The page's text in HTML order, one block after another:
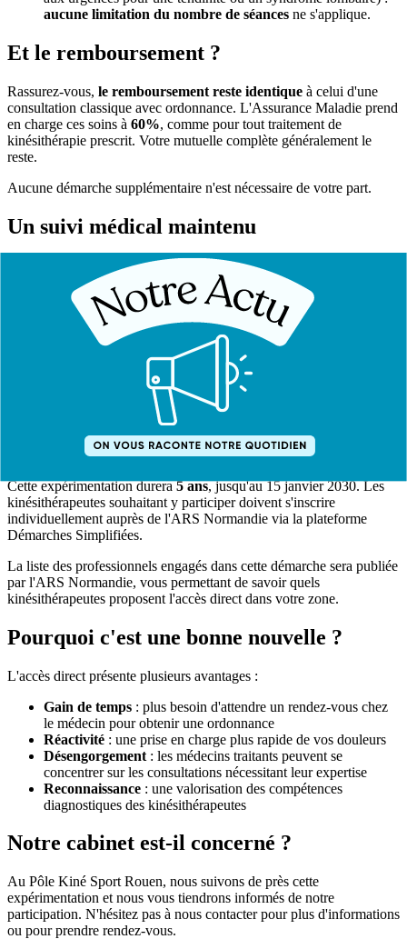
aucune limitation du nombre de séances ne s'applique.
Et le remboursement ?
Rassurez-vous, le remboursement reste identique à celui d'une
consultation classique avec ordonnance. L'Assurance Maladie prend
en charge ces soins à 60%, comme pour tout traitement de
kinésithérapie prescrit. Votre mutuelle complète généralement le
reste.
Aucune démarche supplémentaire n'est nécessaire de votre part.
Un suivi médical maintenu
L'accès direct ne signifie pas absence de coordination médicale. Le
kinésithérapeute a l'obligation d'adresser :
bilan initialau patient et à son médecin traitant
compte-rendu des soins réalisés
Ces documents sont également versés dans votre
médical partagé (DMP)
Cette transparence garantit une prise en charge coordonnée et un
suivi optimal de votre santé.
Une expérimentation sur 5 ans
Cette expérimentation durera5 ans, jusqu'au 15 janvier 2030. Les
kinésithérapeutes souhaitant y participer doivent s'inscrire
individuellement auprès de l'ARS Normandie via la plateforme
Démarches Simplifiées.
La liste des professionnels engagés dans cette démarche sera publiée
par l'ARS Normandie, vous permettant de savoir quels
kinésithérapeutes proposent l'accès direct dans votre zone.
Pourquoi c'est une bonne nouvelle ?
L'accès direct présente plusieurs avantages :
Gain de temps : plus besoin d'attendre un rendez-vous chez
le médecin pour obtenir une ordonnance
Réactivité : une prise en charge plus rapide de vos douleurs
Désengorgement : les médecins traitants peuvent se
concentrer sur les consultations nécessitant leur expertise
Reconnaissance : une valorisation des compétences
diagnostiques des kinésithérapeutes
Notre cabinet est-il concerné ?
Au Pôle Kiné Sport Rouen, nous suivons de près cette
expérimentation et nous vous tiendrons informés de notre
participation. N'hésitez pas à nous contacter pour plus d'informations
ou pour prendre rendez-vous.